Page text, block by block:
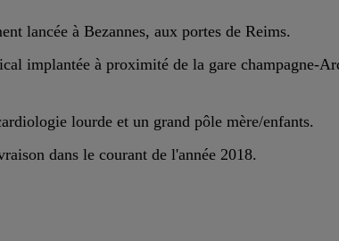
lancée à Bezannes, aux portes de Reims.
implantée à proximité de la gare champagne-
lourde et un grand pôle mère/enfants.
dans le courant de l'année 2018.